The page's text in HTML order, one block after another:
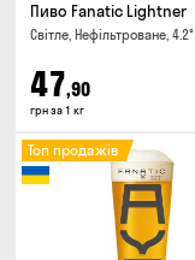
Пиво Fanatic Lightner
Світле, Нефільтроване, 4.2°
47,90
грн за 1 кг
Топ продажів